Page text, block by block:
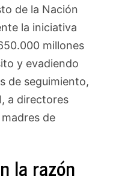
de la Nación
la iniciativa
millones
y evadiendo
de seguimiento,
a directores
de
la razón